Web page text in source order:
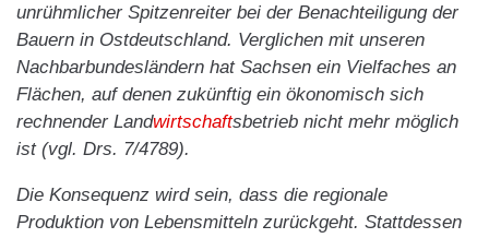
unrühmlicher Spitzenreiter bei der Benachteiligung der
Bauern in Ostdeutschland. Verglichen mit unseren
Nachbarbundesländern hat Sachsen ein Vielfaches an
Flächen, auf denen zukünftig ein ökonomisch sich
rechnender Landwirtschaftsbetrieb nicht mehr möglich
ist (vgl. Drs. 7/4789).
Die Konsequenz wird sein, dass die regionale
Produktion von Lebensmitteln zurückgeht. Stattdessen